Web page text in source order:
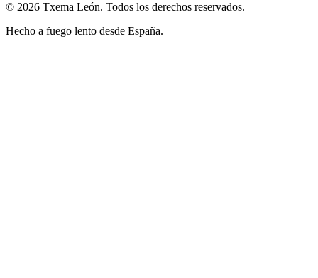
© 2026 Txema León. Todos los derechos reservados.
Hecho a fuego lento desde España.